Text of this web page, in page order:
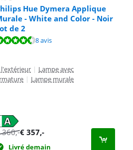
Hue Dymera Applique
- White and Color - Noir
de 2
sur 8 avis.8 avis
l'extérieur | Lampe avec
| Lampe murale
360,-€ 357,-
Livré demain